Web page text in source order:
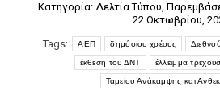
Κατηγορία: Δελτία Τύπου,
22 Οκτωβρίου,
Tags:
ΑΕΠ δημόσιου χρέους
έκθεση του ΔΝΤ έλλειμμα
Ταμείου Ανάκαμψης και